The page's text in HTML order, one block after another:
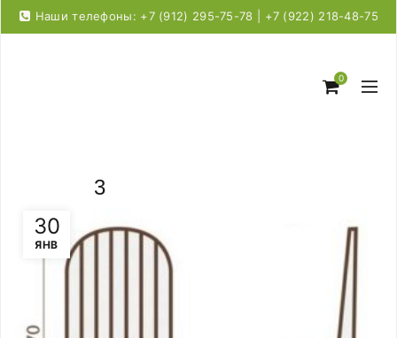
Наши телефоны: +7 (912) 295-75-78 | +7 (922) 218-48-75
0
30
ЯНВ
3